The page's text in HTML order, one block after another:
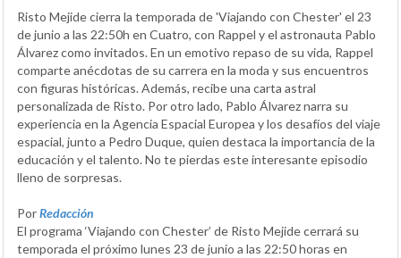
Risto Mejide cierra la temporada de 'Viajando con Chester' el 23
de junio a las 22:50h en Cuatro, con Rappel y el astronauta Pablo
Álvarez como invitados. En un emotivo repaso de su vida, Rappel
comparte anécdotas de su carrera en la moda y sus encuentros
con figuras históricas. Además, recibe una carta astral
personalizada de Risto. Por otro lado, Pablo Álvarez narra su
experiencia en la Agencia Espacial Europea y los desafíos del viaje
espacial, junto a Pedro Duque, quien destaca la importancia de la
educación y el talento. No te pierdas este interesante episodio
lleno de sorpresas.
PorRedacción
El programa ‘Viajando con Chester’ de Risto Mejide cerrará su
temporada el próximo lunes 23 de junio a las 22:50 horas en